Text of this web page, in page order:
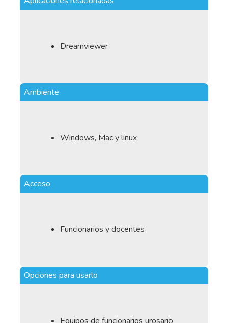
Dreamviewer
Ambiente
Windows, Mac y linux
Acceso
Funcionarios y docentes
Opciones para usarlo